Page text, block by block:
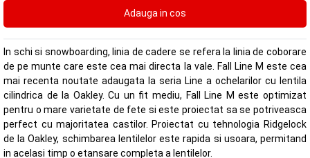
In schi si snowboarding, linia de cadere se refera la linia de coborare
de pe munte care este cea mai directa la vale. Fall Line M este cea
mai recenta noutate adaugata la seria Line a ochelarilor cu lentila
cilindrica de la Oakley. Cu un fit mediu, Fall Line M este optimizat
pentru o mare varietate de fete si este proiectat sa se potriveasca
perfect cu majoritatea castilor. Proiectat cu tehnologia Ridgelock
de la Oakley, schimbarea lentilelor este rapida si usoara, permitand
in acelasi timp o etansare completa a lentilelor.